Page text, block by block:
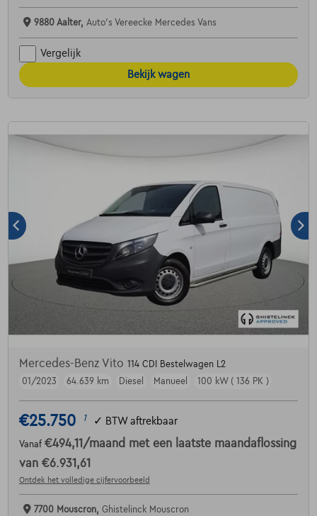
9880 Aalter, Auto's Vereecke Mercedes Vans
Vergelijk
Bekijk wagen
Mercedes-Benz Vito 114 CDI Bestelwagen L2
01/2023
64.639 km Diesel Manueel 100 kW ( 136 PK )
€25.750 1 ✓ BTW aftrekbaar
Vanaf €494,11 /maand met een laatste maandaflossing
van €6.931,61
Ontdek het volledige cijfervoorbeeld
7700 Mouscron, Ghistelinck Mouscron